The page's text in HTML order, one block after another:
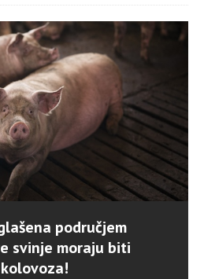
područjem
svinje moraju biti